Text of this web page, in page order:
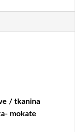
/ tkanina
mokate